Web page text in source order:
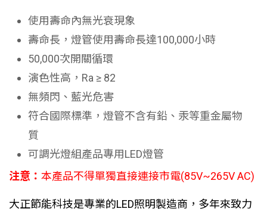
使用壽命內無光衰現象
壽命長，燈管使用壽命長達100,000小時
50,000次開關循環
演色性高，Ra ≥ 82
無頻閃、藍光危害
符合國際標準，燈管不含有鉛、汞等重金屬物
質
可調光燈組產品專用LED燈管
注意： 本產品不得單獨直接連接市電(85V~265V AC)
大正節能科技是專業的LED照明製造商，多年來致力